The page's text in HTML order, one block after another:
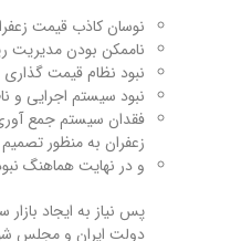
نوسان کاذب قیمت
ناممکن بودن مدیریت
نبود نظام قیمت گذاری
نبود سیستم اجرایی و
فقدان سیستم جمع آوری
زعفران به منظور
و در نهایت هماهنگ
پس نیاز به ایجاد
دولت ایران و مجلس